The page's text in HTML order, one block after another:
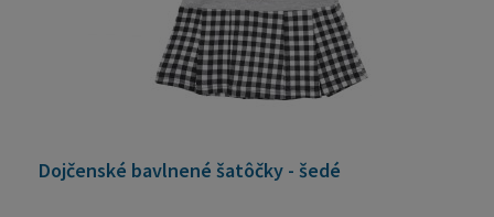
Dojčenské bavlnené šatôčky - šedé